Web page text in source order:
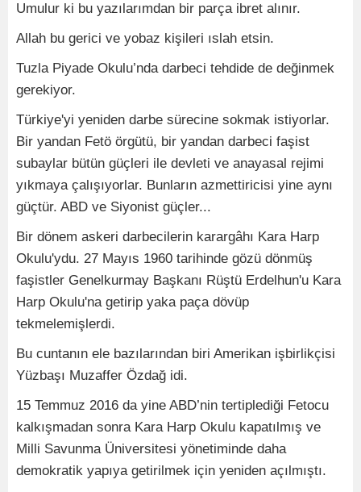
Umulur ki bu yazılarımdan bir parça ibret alınır.
Allah bu gerici ve yobaz kişileri ıslah etsin.
Tuzla Piyade Okulu’nda darbeci tehdide de değinmek
gerekiyor.
Türkiye'yi yeniden darbe sürecine sokmak istiyorlar.
Bir yandan Fetö örgütü, bir yandan darbeci faşist
subaylar bütün güçleri ile devleti ve anayasal rejimi
yıkmaya çalışıyorlar. Bunların azmettiricisi yine aynı
güçtür. ABD ve Siyonist güçler...
Bir dönem askeri darbecilerin karargâhı Kara Harp
Okulu'ydu. 27 Mayıs 1960 tarihinde gözü dönmüş
faşistler Genelkurmay Başkanı Rüştü Erdelhun'u Kara
Harp Okulu'na getirip yaka paça dövüp
tekmelemişlerdi.
Bu cuntanın ele bazılarından biri Amerikan işbirlikçisi
Yüzbaşı Muzaffer Özdağ idi.
15 Temmuz 2016 da yine ABD’nin tertiplediği Fetocu
kalkışmadan sonra Kara Harp Okulu kapatılmış ve
Milli Savunma Üniversitesi yönetiminde daha
demokratik yapıya getirilmek için yeniden açılmıştı.